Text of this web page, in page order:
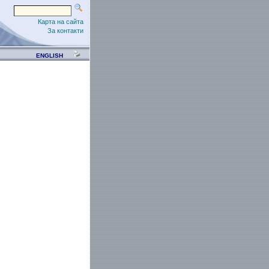
Карта на сайта
За контакти
ENGLISH